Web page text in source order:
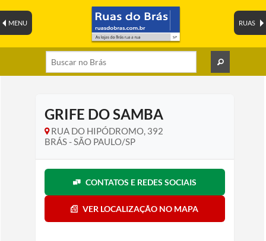
RUAS
MENU
GRIFE DO SAMBA
RUA DO HIPÓDROMO, 392
BRÁS - SÃO PAULO/SP
CONTATOS E REDES SOCIAIS
VER LOCALIZAÇÃO NO MAPA